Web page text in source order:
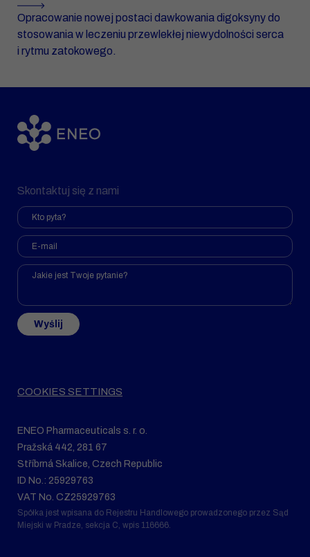
Opracowanie nowej postaci dawkowania digoksyny do
stosowania w leczeniu przewlekłej niewydolności serca
i rytmu zatokowego.
Skontaktuj się z nami
Wyślij
COOKIES SETTINGS
ENEO Pharmaceuticals s. r. o.
Pražská 442, 281 67
Stříbrná Skalice, Czech Republic
ID No.: 25929763
VAT No. CZ25929763
Spółka jest wpisana do Rejestru Handlowego prowadzonego przez Sąd
Miejski w Pradze, sekcja C, wpis 116666.